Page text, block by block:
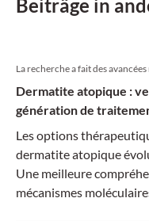
Beiträge in
La recherche a fait des
Dermatite atopique :
génération de
Les options
dermatite atopique
Une meilleure
mécanismes